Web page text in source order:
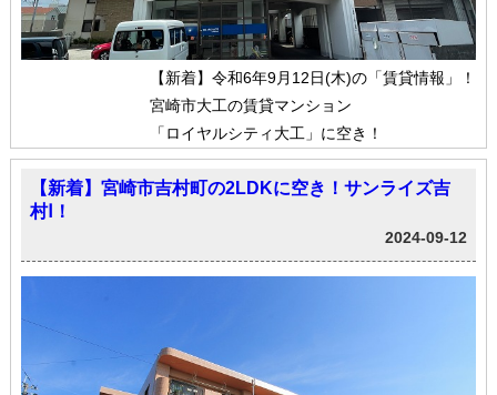
【新着】令和6年9月12日(木)の「賃貸情報」！
宮崎市大工の賃貸マンション
「ロイヤルシティ大工」に空き！
【新着】宮崎市吉村町の2LDKに空き！サンライズ吉
村Ⅰ！
2024-09-12